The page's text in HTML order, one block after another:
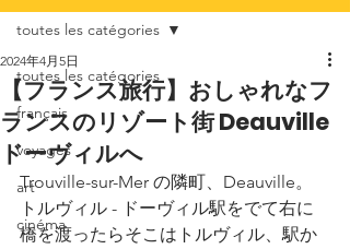
toutes les catégories
français
voyages
art
cinéma
toutes les catégories
【フランス旅行】おしゃれなフ
ランスのリゾート街 Deauville
ドーヴィルへ
2024年4月5日
Trouville-sur-Mer の隣町、Deauville。
トルヴィル - ドーヴィル駅をでて右に
橋を渡ったらそこはトルヴィル、駅か